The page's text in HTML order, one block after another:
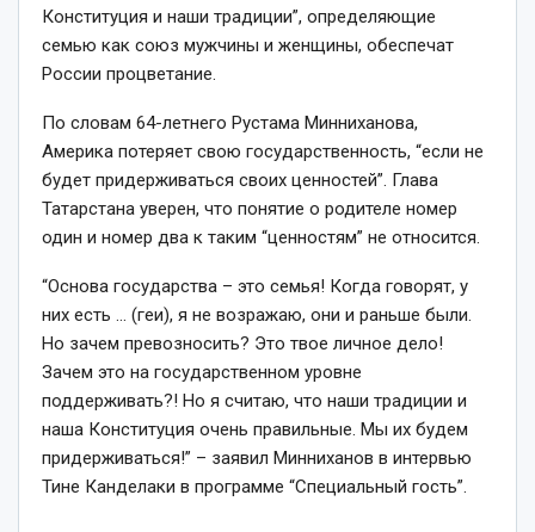
Конституция и наши традиции”, определяющие
семью как союз мужчины и женщины, обеспечат
России процветание.
По словам 64-летнего Рустама Минниханова,
Америка потеряет свою государственность, “если не
будет придерживаться своих ценностей”. Глава
Татарстана уверен, что понятие о родителе номер
один и номер два к таким “ценностям” не относится.
“Основа государства – это семья! Когда говорят, у
них есть … (геи), я не возражаю, они и раньше были.
Но зачем превозносить? Это твое личное дело!
Зачем это на государственном уровне
поддерживать?! Но я считаю, что наши традиции и
наша Конституция очень правильные. Мы их будем
придерживаться!” – заявил Минниханов в интервью
Тине Канделаки в программе “Специальный гость”.